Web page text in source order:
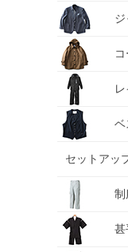
ジ
コ
ベ
セットアッ
制
甚